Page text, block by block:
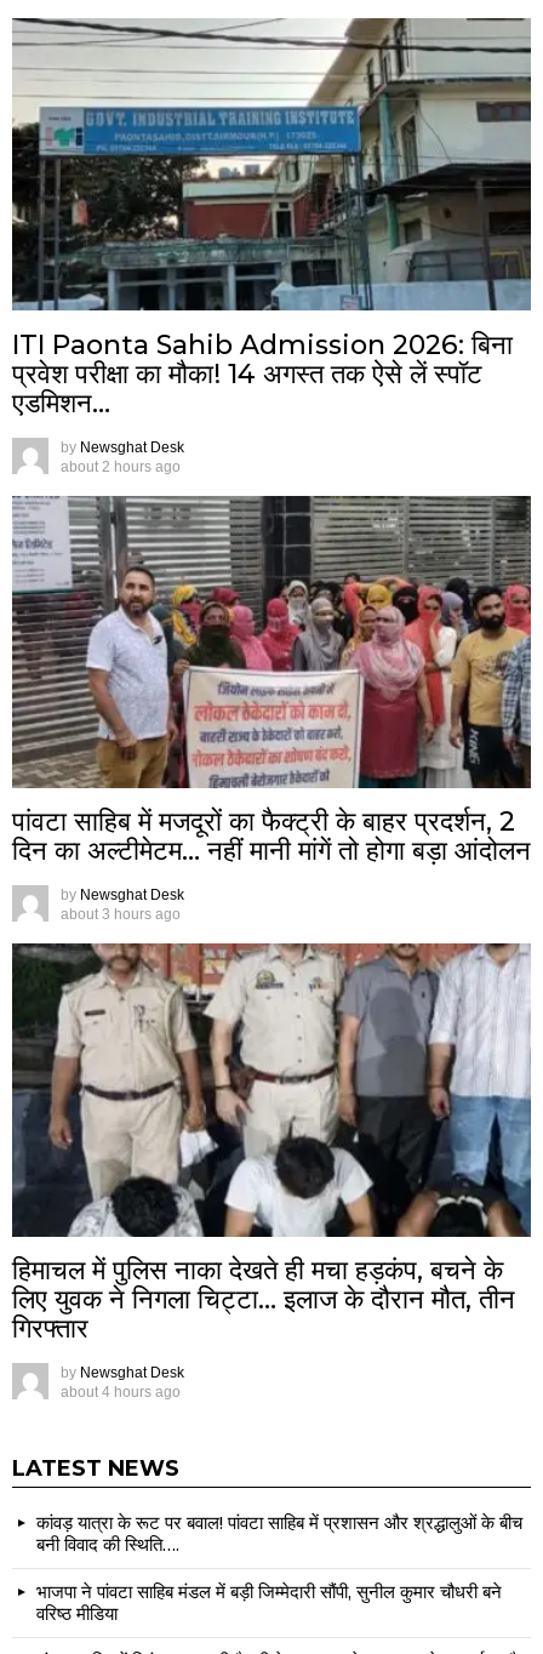
ITI Paonta Sahib Admission 2026: बिना
प्रवेश परीक्षा का मौका! 14 अगस्त तक ऐसे लें स्पॉट
एडमिशन…
by Newsghat Desk
about 2 hours ago
पांवटा साहिब में मजदूरों का फैक्ट्री के बाहर प्रदर्शन, 2
दिन का अल्टीमेटम… नहीं मानी मांगें तो होगा बड़ा आंदोलन
by Newsghat Desk
about 3 hours ago
हिमाचल में पुलिस नाका देखते ही मचा हड़कंप, बचने के
लिए युवक ने निगला चिट्टा… इलाज के दौरान मौत, तीन
गिरफ्तार
by Newsghat Desk
about 4 hours ago
LATEST NEWS
कांवड़ यात्रा के रूट पर बवाल! पांवटा साहिब में प्रशासन और श्रद्धालुओं के बीच
बनी विवाद की स्थिति….
भाजपा ने पांवटा साहिब मंडल में बड़ी जिम्मेदारी सौंपी, सुनील कुमार चौधरी बने
वरिष्ठ मीडिया